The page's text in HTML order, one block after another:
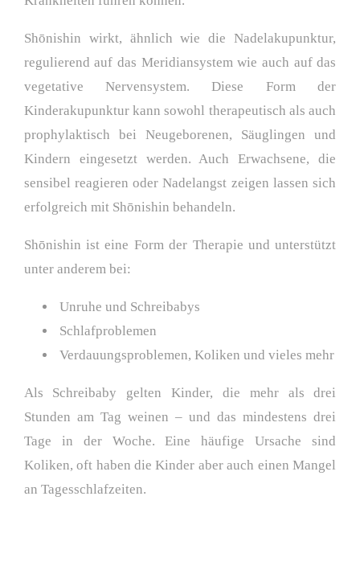
Shōnishin wirkt, ähnlich wie die Nadelakupunktur,
regulierend auf das Meridiansystem wie auch auf das
vegetative Nervensystem. Diese Form der
Kinderakupunktur kann sowohl therapeutisch als auch
prophylaktisch bei Neugeborenen, Säuglingen und
Kindern eingesetzt werden. Auch Erwachsene, die
sensibel reagieren oder Nadelangst zeigen lassen sich
erfolgreich mit Shōnishin behandeln.
Shōnishin ist eine Form der Therapie und unterstützt
unter anderem bei:
Unruhe und Schreibabys
Schlafproblemen
Verdauungsproblemen, Koliken und vieles mehr
Als Schreibaby gelten Kinder, die mehr als drei
Stunden am Tag weinen – und das mindestens drei
Tage in der Woche. Eine häufige Ursache sind
Koliken, oft haben die Kinder aber auch einen Mangel
an Tagesschlafzeiten.